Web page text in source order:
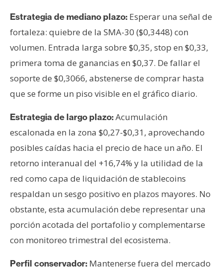
Estrategia de mediano plazo: Esperar una señal de
fortaleza: quiebre de la SMA-30 ($0,3448) con
volumen. Entrada larga sobre $0,35, stop en $0,33,
primera toma de ganancias en $0,37. De fallar el
soporte de $0,3066, abstenerse de comprar hasta
que se forme un piso visible en el gráfico diario.
Estrategia de largo plazo:Acumulación
escalonada en la zona $0,27-$0,31, aprovechando
posibles caídas hacia el precio de hace un año. El
retorno interanual del +16,74% y la utilidad de la
red como capa de liquidación de stablecoins
respaldan un sesgo positivo en plazos mayores. No
obstante, esta acumulación debe representar una
porción acotada del portafolio y complementarse
con monitoreo trimestral del ecosistema.
Perfil conservador: Mantenerse fuera del mercado